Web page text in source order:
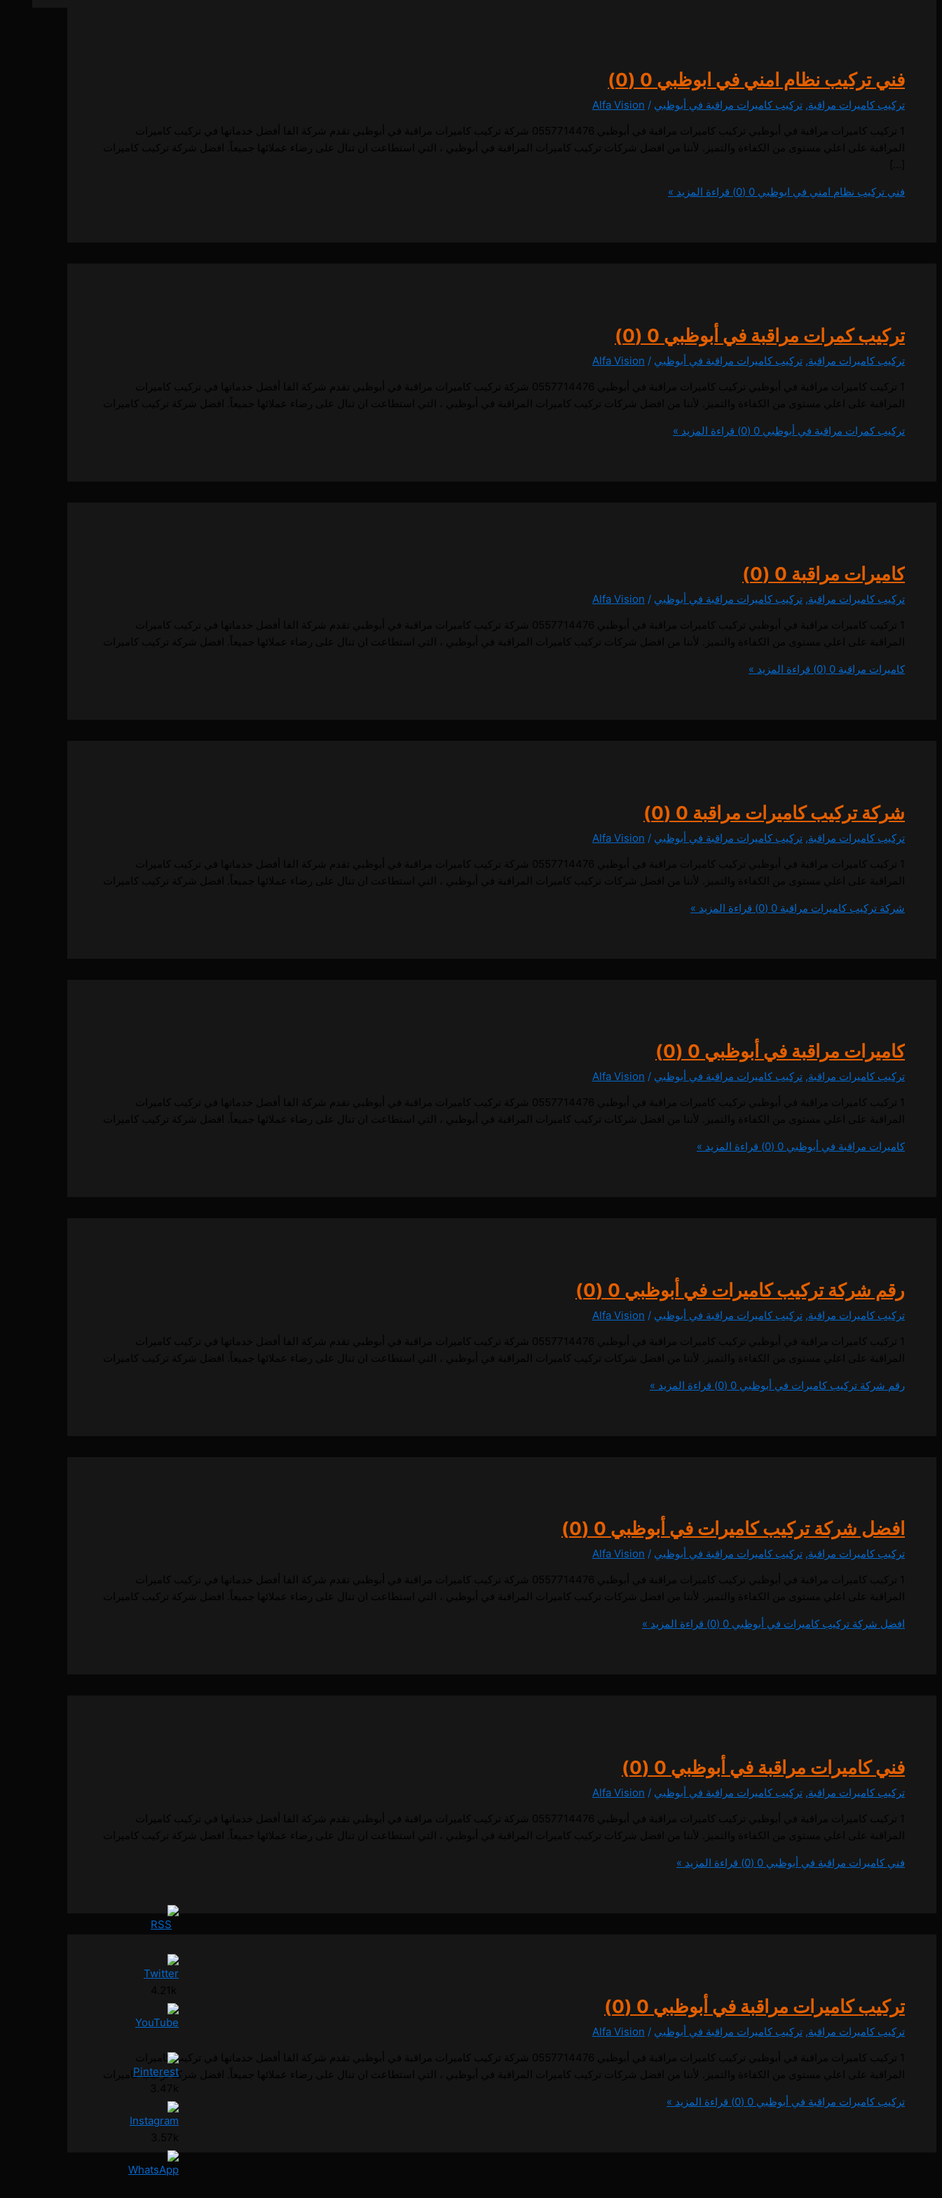
فني تركيب نظام امني في ابوظبي 0 (0)
تركيب كاميرات مراقبة, تركيب كاميرات مراقبة في أبوظبي /
Alfa Vision
فني تركيب نظام امني في ابوظبي 0 (0) قراءة المزيد »
تركيب كمرات مراقبة في أبوظبي 0 (0)
تركيب كاميرات مراقبة, تركيب كاميرات مراقبة في أبوظبي /
Alfa Vision
تركيب كمرات مراقبة في أبوظبي 0 (0) قراءة المزيد »
كاميرات مراقبة 0 (0)
تركيب كاميرات مراقبة, تركيب كاميرات مراقبة في أبوظبي /
Alfa Vision
كاميرات مراقبة 0 (0) قراءة المزيد »
شركة تركيب كاميرات مراقبة 0 (0)
تركيب كاميرات مراقبة, تركيب كاميرات مراقبة في أبوظبي /
Alfa Vision
شركة تركيب كاميرات مراقبة 0 (0) قراءة المزيد »
كاميرات مراقبة في أبوظبي 0 (0)
تركيب كاميرات مراقبة, تركيب كاميرات مراقبة في أبوظبي /
Alfa Vision
كاميرات مراقبة في أبوظبي 0 (0) قراءة المزيد »
رقم شركة تركيب كاميرات في أبوظبي 0 (0)
تركيب كاميرات مراقبة, تركيب كاميرات مراقبة في أبوظبي /
Alfa Vision
رقم شركة تركيب كاميرات في أبوظبي 0 (0) قراءة المزيد »
افضل شركة تركيب كاميرات في أبوظبي 0 (0)
تركيب كاميرات مراقبة, تركيب كاميرات مراقبة في أبوظبي /
Alfa Vision
افضل شركة تركيب كاميرات في أبوظبي 0 (0) قراءة المزيد »
فني كاميرات مراقبة في أبوظبي 0 (0)
تركيب كاميرات مراقبة, تركيب كاميرات مراقبة في أبوظبي /
Alfa Vision
فني كاميرات مراقبة في أبوظبي 0 (0) قراءة المزيد »
تركيب كاميرات مراقبة في أبوظبي 0 (0)
تركيب كاميرات مراقبة, تركيب كاميرات مراقبة في أبوظبي /
Alfa Vision
1 تركيب كاميرات مراقبة في أبوظبي تركيب كاميرات مراقبة في أبوظبي 0557714476 شركة تركيب كاميرات مراقبة في أبوظبي تقدم شركة الفا أفضل خدماتها في تركيب كاميرات
المراقبة على اعلي مستوى من الكفاءة والتميز. لأننا من افضل شركات تركيب كاميرات المراقبة في أبوظبي ، التي استطاعت ان تنال على رضاء عملائها جميعاً. افضل شركة تركيب كاميرات
تركيب كاميرات مراقبة في أبوظبي 0 (0) قراءة المزيد »